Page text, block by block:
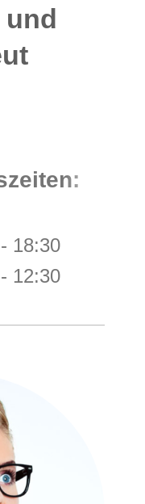
18:30
12:30